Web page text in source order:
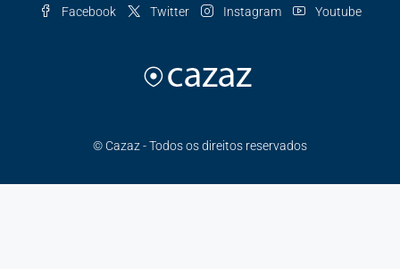
Facebook Twitter Instagram Youtube
© Cazaz - Todos os direitos reservados